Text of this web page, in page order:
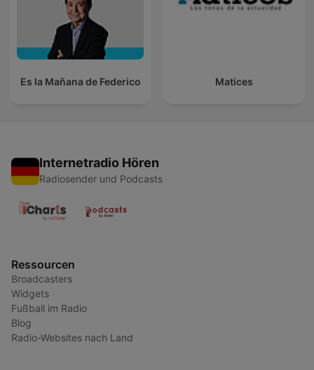
Es la Mañana de Federico Matices
Internetradio Hören
Radiosender und Podcasts
Ressourcen
Broadcasters
Widgets
Fußball im Radio
Blog
Radio-Websites nach Land